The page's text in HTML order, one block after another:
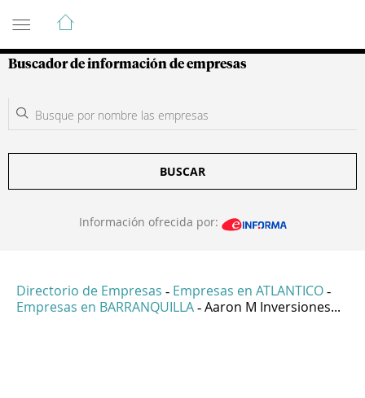
Guía de Empresas Colombianas
Buscador de información de empresas
BUSCAR
Información ofrecida por:
Directorio de Empresas - Empresas en ATLANTICO -
Empresas en BARRANQUILLA - Aaron M Inversiones...